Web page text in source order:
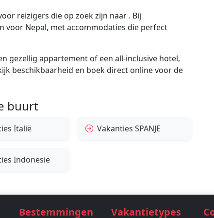
reizigers die op zoek zijn naar . Bij
voor Nepal, met accommodaties die perfect
gezellig appartement of een all-inclusive hotel,
beschikbaarheid en boek direct online voor de
buurt
Italië Vakanties SPANJE
Indonesië
Bestemmingen Vakantietypes